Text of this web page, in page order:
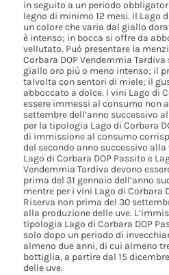
in seguito a un periodo
legno di minimo 12 mesi. Il Lago
un colore che varia dal giallo
è intenso; in bocca si offre da
vellutato. Può presentare la
Corbara DOP Vendemmia
giallo oro più o meno intenso; il
talvolta con sentori di miele; il
abboccato a dolce. I vini Lago di
essere immessi al consumo non
settembre dell’anno successivo
per la tipologia Lago di Corbara
di immissione al consumo
del secondo anno successivo
Lago di Corbara DOP Passito e
Vendemmia Tardiva devono
prima del 31 gennaio dell’anno
mentre per i vini Lago di Corbara
Riserva non prima del 30
alla produzione delle uve.
tipologia Lago di Corbara DOP
solo dopo un periodo di
almeno due anni, di cui almeno
bottiglia, a partire dal 15
delle uve.